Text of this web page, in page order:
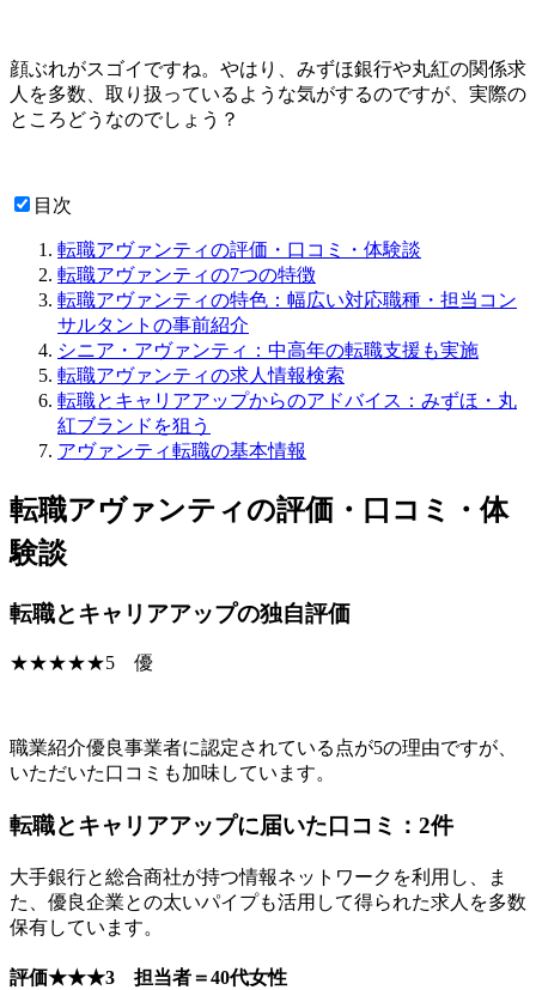
顔ぶれがスゴイですね。やはり、みずほ銀行や丸紅の関係求
人を多数、取り扱っているような気がするのですが、実際の
ところどうなのでしょう？
目次
転職アヴァンティの評価・口コミ・体験談
転職アヴァンティの7つの特徴
転職アヴァンティの特色：幅広い対応職種・担当コン
サルタントの事前紹介
シニア・アヴァンティ：中高年の転職支援も実施
転職アヴァンティの求人情報検索
転職とキャリアアップからのアドバイス：みずほ・丸
紅ブランドを狙う
アヴァンティ転職の基本情報
転職アヴァンティの評価・口コミ・体
験談
転職とキャリアアップの独自評価
★★★★★5 優
職業紹介優良事業者に認定されている点が5の理由ですが、
いただいた口コミも加味しています。
転職とキャリアアップに届いた口コミ： 2件
大手銀行と総合商社が持つ情報ネットワークを利用し、ま
た、優良企業との太いパイプも活用して得られた求人を多数
保有しています。
評価★★★3 担当者＝40代女性